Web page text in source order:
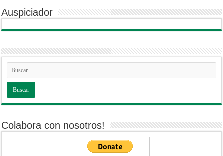
Auspiciador
Colabora con nosotros!